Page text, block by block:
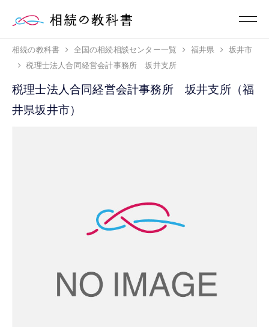
相続の教科書 全国の相続相談センター一覧 福井県
坂井市
税理士法人合同経営会計事務所 坂井支所
税理士法人合同経営会計事務所 坂井支所（福
井県坂井市）